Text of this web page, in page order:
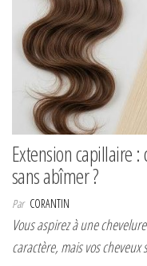
Extension capillaire
sans abîmer ?
Par CORANTIN
Vous aspirez à une
caractère, mais vos